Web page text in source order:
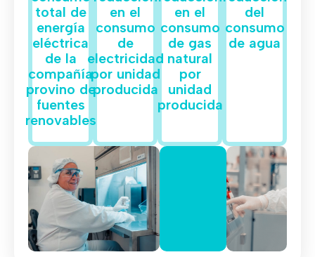
total de
energía
eléctrica
de la
compañía
provino de
fuentes
renovables
en el
consumo
de
electricidad
por unidad
producida
en el
consumo
de gas
natural
por
unidad
producida
del
consumo
de agua